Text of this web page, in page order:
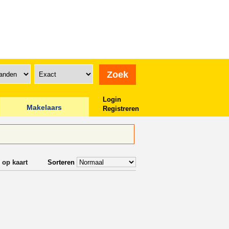
Makelaars
Login
Registreren
Sorteren
op kaart